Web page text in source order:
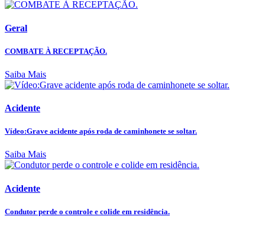
Geral
COMBATE À RECEPTAÇÃO.
Saiba Mais
Acidente
Vídeo:Grave acidente após roda de caminhonete se soltar.
Saiba Mais
Acidente
Condutor perde o controle e colide em residência.